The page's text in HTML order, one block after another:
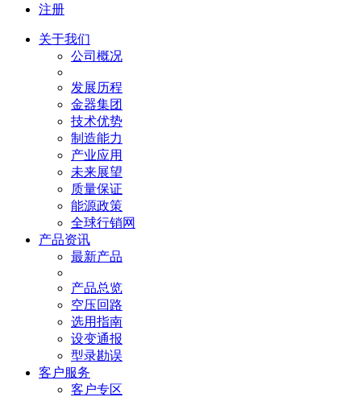
注册
关于我们
公司概况
发展历程
金器集团
技术优势
制造能力
产业应用
未来展望
质量保证
能源政策
全球行销网
产品资讯
最新产品
产品总览
空压回路
选用指南
设变通报
型录勘误
客户服务
客户专区